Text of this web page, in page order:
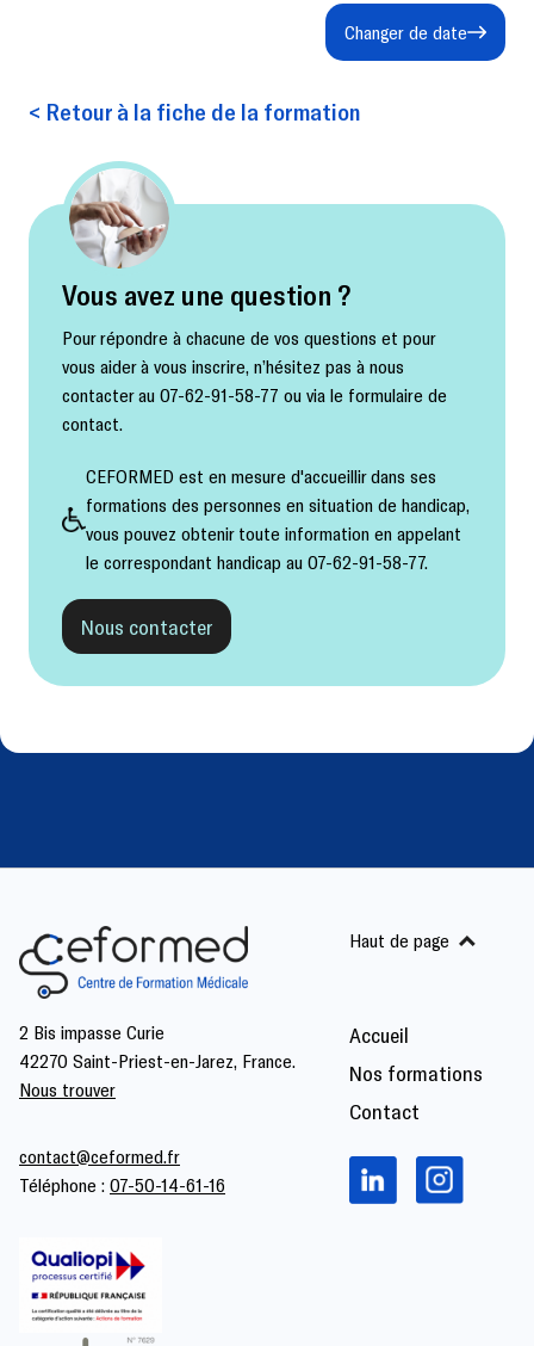
Changer de date
< Retour à la fiche de la formation
Vous avez une question ?
Pour répondre à chacune de vos questions et pour
vous aider à vous inscrire, n’hésitez pas à nous
contacter au 07-62-91-58-77 ou via le formulaire de
contact.
CEFORMED est en mesure d'accueillir dans ses
formations des personnes en situation de handicap,
vous pouvez obtenir toute information en appelant
le correspondant handicap au 07-62-91-58-77.
Nous contacter
2 Bis impasse Curie
42270 Saint-Priest-en-Jarez, France.
Nous trouver
Accueil
Nos formations
Contact
Haut de page
contact@ceformed.fr
Téléphone : 07-50-14-61-16